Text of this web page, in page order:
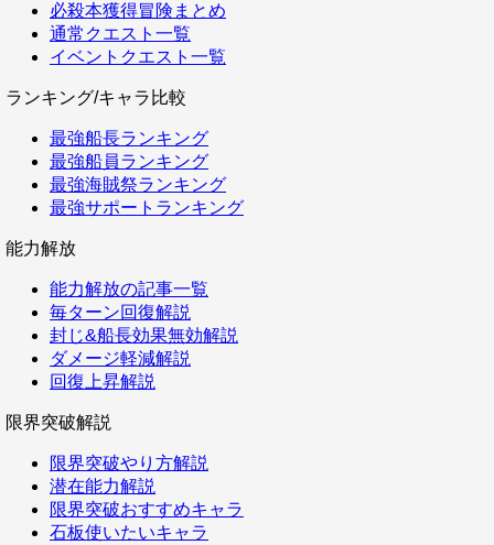
必殺本獲得冒険まとめ
通常クエスト一覧
イベントクエスト一覧
ランキング/キャラ比較
最強船長ランキング
最強船員ランキング
最強海賊祭ランキング
最強サポートランキング
能力解放
能力解放の記事一覧
毎ターン回復解説
封じ&船長効果無効解説
ダメージ軽減解説
回復上昇解説
限界突破解説
限界突破やり方解説
潜在能力解説
限界突破おすすめキャラ
石板使いたいキャラ